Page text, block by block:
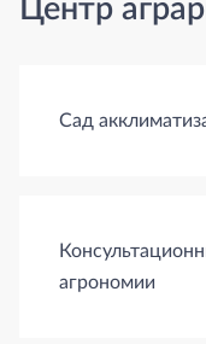
Центр
Сад
агрономии